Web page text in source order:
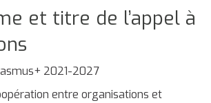
et titre de l’appel à
2021-2027
entre organisations et